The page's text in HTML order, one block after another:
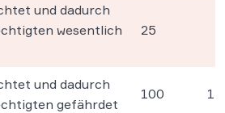
und dadurch
wesentlich
25
und dadurch
gefährdet
100 1